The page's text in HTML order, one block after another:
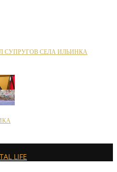
СУПРУГОВ СЕЛА ИЛЬИНКА
LIFE